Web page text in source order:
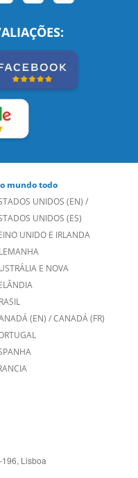
mundo todo
UNIDOS (EN) /
UNIDOS (ES)
UNIDO E IRLANDA
E NOVA
(EN) /CANADÁ (FR)
196, Lisboa